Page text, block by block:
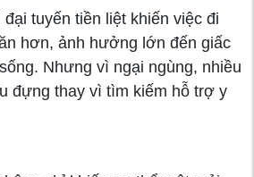
tuyến tiền liệt khiến việc đi
hơn, ảnh hưởng lớn đến giấc
Nhưng vì ngại ngùng, nhiều
đựng thay vì tìm kiếm hỗ trợ y